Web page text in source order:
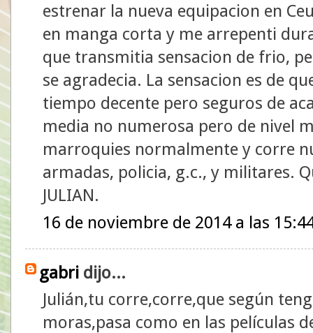
estrenar la nueva equipacion en
en manga corta y me arrepenti
que transmitia sensacion de frio,
se agradecia. La sensacion es de
tiempo decente pero seguros de
media no numerosa pero de nivel
marroquies normalmente y corre
armadas, policia, g.c., y militares.
JULIAN.
16 de noviembre de 2014 a las
gabri dijo...
Julián,tu corre,corre,que según
moras,pasa como en las películas